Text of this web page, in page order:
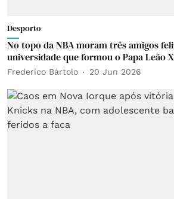
Desporto
No topo da NBA moram três amigos
universidade que formou o Papa Leão
Frederico Bártolo 20 Jun 2026